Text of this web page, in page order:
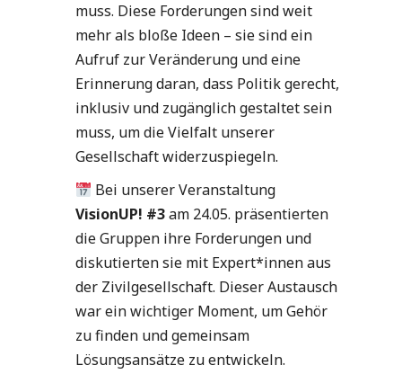
muss. Diese Forderungen sind weit
mehr als bloße Ideen – sie sind ein
Aufruf zur Veränderung und eine
Erinnerung daran, dass Politik gerecht,
inklusiv und zugänglich gestaltet sein
muss, um die Vielfalt unserer
Gesellschaft widerzuspiegeln.
Bei unserer Veranstaltung
VisionUP! #3am 24.05. präsentierten
die Gruppen ihre Forderungen und
diskutierten sie mit Expert*innen aus
der Zivilgesellschaft. Dieser Austausch
war ein wichtiger Moment, um Gehör
zu finden und gemeinsam
Lösungsansätze zu entwickeln.